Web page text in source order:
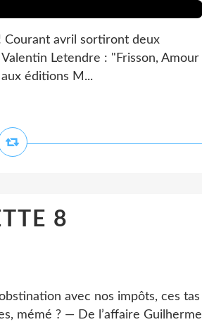
Courant avril sortiront deux
Letendre : "Frisson, Amour
éditions M...
8
avec nos impôts, ces tas
mémé ? — De l’affaire Guilherme